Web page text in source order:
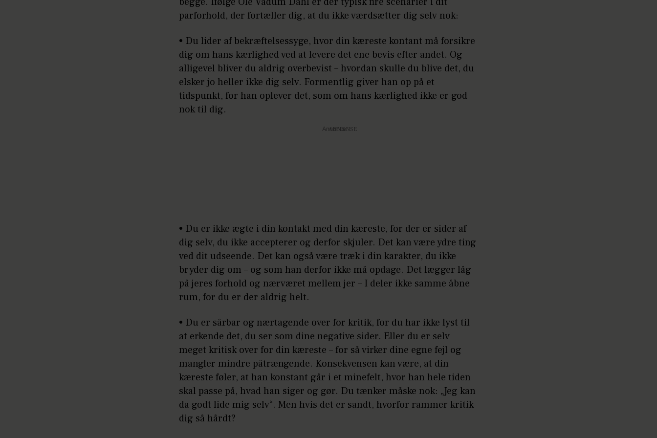
parforhold, der fortæller dig, at du ikke værdsætter dig selv nok:
• Du lider af bekræftelsessyge, hvor din kæreste kontant må forsikre
dig om hans kærlighed ved at levere det ene bevis efter andet. Og
alligevel bliver du aldrig overbevist – hvordan skulle du blive det, du
elsker jo heller ikke dig selv. Formentlig giver han op på et
tidspunkt, for han oplever det, som om hans kærlighed ikke er god
nok til dig.
Annonce
• Du er ikke ægte i din kontakt med din kæreste, for der er sider af
dig selv, du ikke accepterer og derfor skjuler. Det kan være ydre ting
ved dit udseende. Det kan også være træk i din karakter, du ikke
bryder dig om – og som han derfor ikke må opdage. Det lægger låg
på jeres forhold og nærværet mellem jer – I deler ikke samme åbne
rum, for du er der aldrig helt.
• Du er sårbar og nærtagende over for kritik, for du har ikke lyst til
at erkende det, du ser som dine negative sider. Eller du er selv
meget kritisk over for din kæreste – for så virker dine egne fejl og
mangler mindre påtrængende. Konsekvensen kan være, at din
kæreste føler, at han konstant går i et minefelt, hvor han hele tiden
skal passe på, hvad han siger og gør. Du tænker måske nok: „Jeg kan
da godt lide mig selv“. Men hvis det er sandt, hvorfor rammer kritik
dig så hårdt?